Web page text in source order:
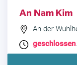
An Nam Kim
An der
geschlossen